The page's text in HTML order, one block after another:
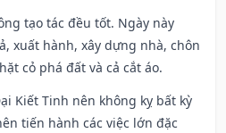
tạo tác đều tốt. Ngày này
xuất hành, xây dựng nhà, chôn
cỏ phá đất và cả cắt áo.
Kiết Tinh nên không kỵ bất kỳ
tiến hành các việc lớn đặc